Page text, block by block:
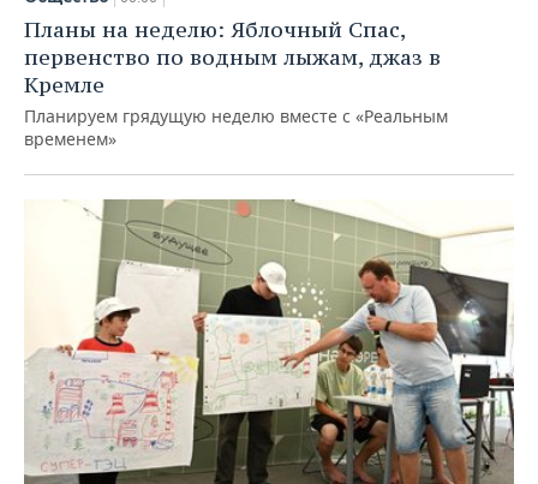
Планы на неделю: Яблочный Спас,
первенство по водным лыжам, джаз в
Кремле
Планируем грядущую неделю вместе с «Реальным
временем»